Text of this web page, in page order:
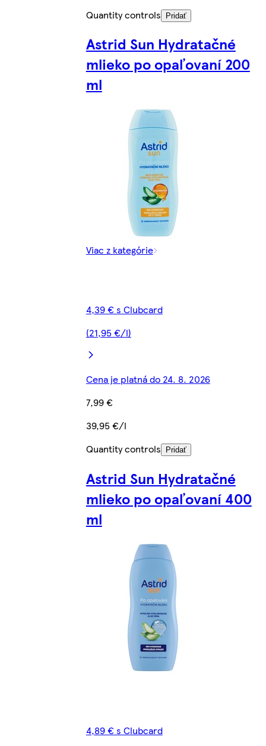
Quantity controls
Pridať
Astrid Sun Hydratačné
mlieko po opaľovaní 200
ml
Viac z kategórie
4,39 € s Clubcard
(21,95 €/l)
Cena je platná do 24. 8. 2026
7,99 €
39,95 €/l
Quantity controls
Pridať
Astrid Sun Hydratačné
mlieko po opaľovaní 400
ml
4,89 € s Clubcard